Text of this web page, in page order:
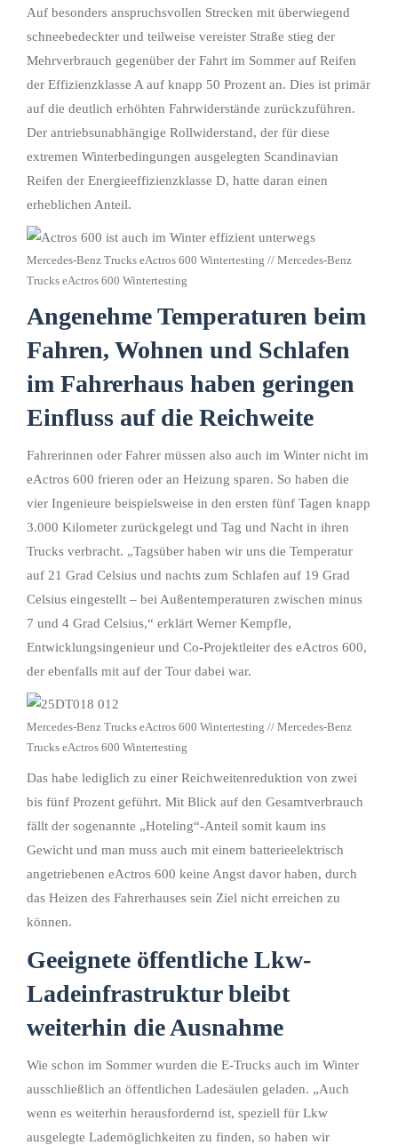
Auf besonders anspruchsvollen Strecken mit überwiegend
schneebedeckter und teilweise vereister Straße stieg der
Mehrverbrauch gegenüber der Fahrt im Sommer auf Reifen
der Effizienzklasse A auf knapp 50 Prozent an. Dies ist primär
auf die deutlich erhöhten Fahrwiderstände zurückzuführen.
Der antriebsunabhängige Rollwiderstand, der für diese
extremen Winterbedingungen ausgelegten Scandinavian
Reifen der Energieeffizienzklasse D, hatte daran einen
erheblichen Anteil.
Mercedes-Benz Trucks eActros 600 Wintertesting // Mercedes-Benz
Trucks eActros 600 Wintertesting
Angenehme Temperaturen beim
Fahren, Wohnen und Schlafen
im Fahrerhaus haben geringen
Einfluss auf die Reichweite
Fahrerinnen oder Fahrer müssen also auch im Winter nicht im
eActros 600 frieren oder an Heizung sparen. So haben die
vier Ingenieure beispielsweise in den ersten fünf Tagen knapp
3.000 Kilometer zurückgelegt und Tag und Nacht in ihren
Trucks verbracht. „Tagsüber haben wir uns die Temperatur
auf 21 Grad Celsius und nachts zum Schlafen auf 19 Grad
Celsius eingestellt – bei Außentemperaturen zwischen minus
7 und 4 Grad Celsius,“ erklärt Werner Kempfle,
Entwicklungsingenieur und Co-Projektleiter des eActros 600,
der ebenfalls mit auf der Tour dabei war.
Mercedes-Benz Trucks eActros 600 Wintertesting // Mercedes-Benz
Trucks eActros 600 Wintertesting
Das habe lediglich zu einer Reichweitenreduktion von zwei
bis fünf Prozent geführt. Mit Blick auf den Gesamtverbrauch
fällt der sogenannte „Hoteling“-Anteil somit kaum ins
Gewicht und man muss auch mit einem batterieelektrisch
angetriebenen eActros 600 keine Angst davor haben, durch
das Heizen des Fahrerhauses sein Ziel nicht erreichen zu
können.
Geeignete öffentliche Lkw-
Ladeinfrastruktur bleibt
weiterhin die Ausnahme
Wie schon im Sommer wurden die E-Trucks auch im Winter
ausschließlich an öffentlichen Ladesäulen geladen. „Auch
wenn es weiterhin herausfordernd ist, speziell für Lkw
ausgelegte Lademöglichkeiten zu finden, so haben wir